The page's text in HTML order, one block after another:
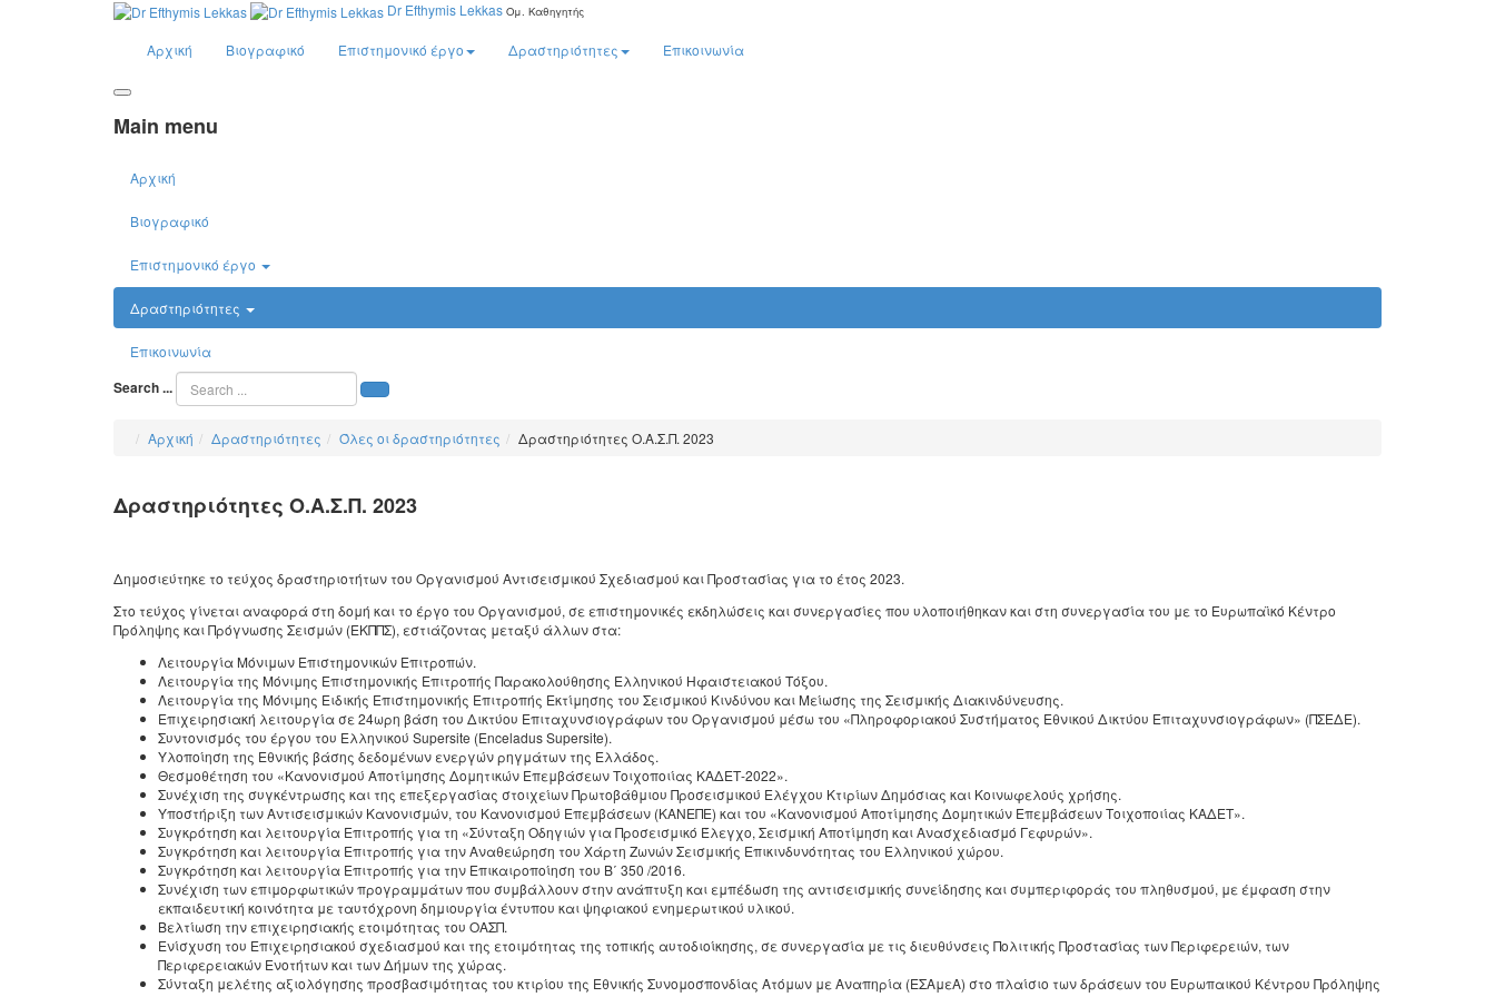
Dr Efthymis Lekkas Ομ. Καθηγητής
Αρχική Βιογραφικό Επιστημονικό έργο Δραστηριότητες Επικοινωνία
Main menu
Αρχική
Βιογραφικό
Επιστημονικό έργο
Δραστηριότητες
Επικοινωνία
Search ...
Αρχική Δραστηριότητες Όλες οι δραστηριότητες Δραστηριότητες Ο.Α.Σ.Π. 2023
Δραστηριότητες Ο.Α.Σ.Π. 2023
Δημοσιεύτηκε το τεύχος δραστηριοτήτων του Οργανισμού Αντισεισμικού Σχεδιασμού και Προστασίας για το έτος 2023.
Στο τεύχος γίνεται αναφορά στη δομή και το έργο του Οργανισμού, σε επιστημονικές εκδηλώσεις και συνεργασίες που υλοποιήθηκαν και στη συνεργασία του με το Ευρωπαϊκό Κέντρο
Πρόληψης και Πρόγνωσης Σεισμών (ΕΚΠΠΣ), εστιάζοντας μεταξύ άλλων στα:
Λειτουργία Μόνιμων Επιστημονικών Επιτροπών.
Λειτουργία της Μόνιμης Επιστημονικής Επιτροπής Παρακολούθησης Ελληνικού Ηφαιστειακού Τόξου.
Λειτουργία της Μόνιμης Ειδικής Επιστημονικής Επιτροπής Εκτίμησης του Σεισμικού Κινδύνου και Μείωσης της Σεισμικής Διακινδύνευσης.
Επιχειρησιακή λειτουργία σε 24ωρη βάση του Δικτύου Επιταχυνσιογράφων του Οργανισμού μέσω του «Πληροφοριακού Συστήματος Εθνικού Δικτύου Επιταχυνσιογράφων» (ΠΣΕΔΕ).
Συντονισμός του έργου του Ελληνικού Supersite (Enceladus Supersite).
Υλοποίηση της Εθνικής βάσης δεδομένων ενεργών ρηγμάτων της Ελλάδος.
Θεσμοθέτηση του «Κανονισμού Αποτίμησης Δομητικών Επεμβάσεων Τοιχοποιίας ΚΑΔΕΤ-2022».
Συνέχιση της συγκέντρωσης και της επεξεργασίας στοιχείων Πρωτοβάθμιου Προσεισμικού Ελέγχου Κτιρίων Δημόσιας και Κοινωφελούς χρήσης.
Υποστήριξη των Αντισεισμικών Κανονισμών, του Κανονισμού Επεμβάσεων (ΚΑΝΕΠΕ) και του «Κανονισμού Αποτίμησης Δομητικών Επεμβάσεων Τοιχοποιίας ΚΑΔΕΤ».
Συγκρότηση και λειτουργία Επιτροπής για τη «Σύνταξη Οδηγιών για Προσεισμικό Έλεγχο, Σεισμική Αποτίμηση και Ανασχεδιασμό Γεφυρών».
Συγκρότηση και λειτουργία Επιτροπής για την Αναθεώρηση του Χάρτη Ζωνών Σεισμικής Επικινδυνότητας του Ελληνικού χώρου.
Συγκρότηση και λειτουργία Επιτροπής για την Επικαιροποίηση του Β΄ 350 /2016.
Συνέχιση των επιμορφωτικών προγραμμάτων που συμβάλλουν στην ανάπτυξη και εμπέδωση της αντισεισμικής συνείδησης και συμπεριφοράς του πληθυσμού, με έμφαση στην
εκπαιδευτική κοινότητα με ταυτόχρονη δημιουργία έντυπου και ψηφιακού ενημερωτικού υλικού.
Βελτίωση την επιχειρησιακής ετοιμότητας του ΟΑΣΠ.
Ενίσχυση του Επιχειρησιακού σχεδιασμού και της ετοιμότητας της τοπικής αυτοδιοίκησης, σε συνεργασία με τις διευθύνσεις Πολιτικής Προστασίας των Περιφερειών, των
Περιφερειακών Ενοτήτων και των Δήμων της χώρας.
Σύνταξη μελέτης αξιολόγησης προσβασιμότητας του κτιρίου της Εθνικής Συνομοσπονδίας Ατόμων με Αναπηρία (ΕΣΑμεΑ) στο πλαίσιο των δράσεων του Ευρωπαικού Κέντρου Πρόληψης